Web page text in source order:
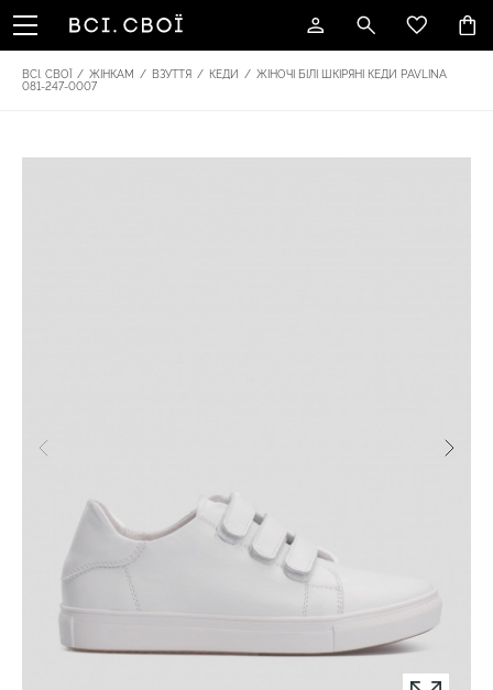
ВСІ. СВОЇ / ЖІНКАМ / ВЗУТТЯ / КЕДИ / ЖІНОЧІ БІЛІ ШКІРЯНІ КЕДИ PAVLINA
081-247-0007